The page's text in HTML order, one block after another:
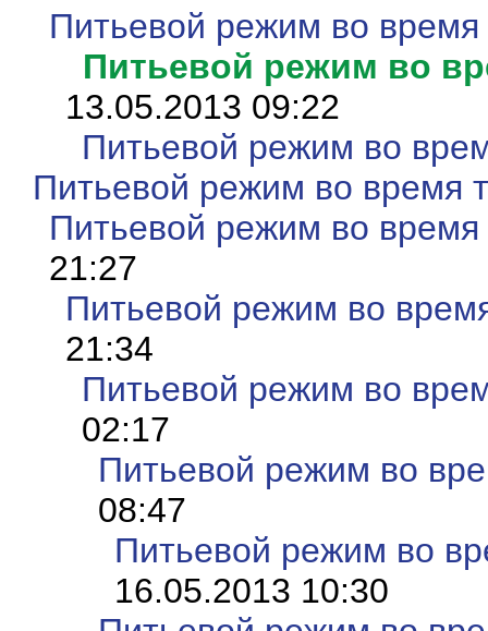
Питьевой режим во время
Питьевой режим во
13.05.2013 09:22
Питьевой режим во
Питьевой режим во время
Питьевой режим во время
21:27
Питьевой режим во
21:34
Питьевой режим во
02:17
Питьевой режим во
08:47
Питьевой режим во
16.05.2013 10:30